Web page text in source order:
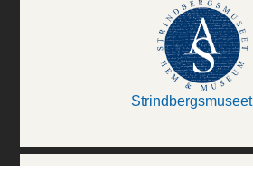
Strindbergsmuseet